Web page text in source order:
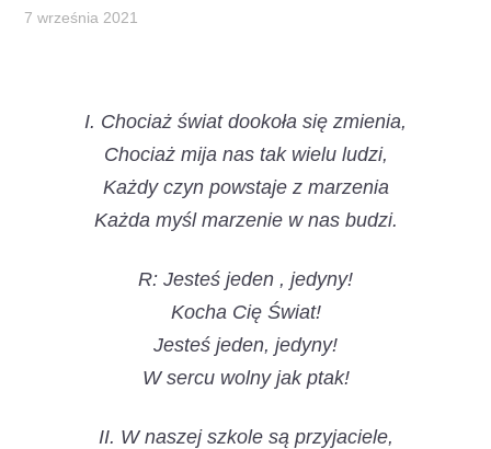
7 września 2021
I. Chociaż świat dookoła się zmienia,
Chociaż mija nas tak wielu ludzi,
Każdy czyn powstaje z marzenia
Każda myśl marzenie w nas budzi.
R: Jesteś jeden , jedyny!
Kocha Cię Świat!
Jesteś jeden, jedyny!
W sercu wolny jak ptak!
II. W naszej szkole są przyjaciele,